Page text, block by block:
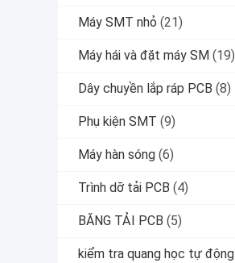
Máy SMT nhỏ (21)
Máy hái và đặt máy SM (19)
Dây chuyền lắp ráp PCB (8)
Phụ kiện SMT (9)
Máy hàn sóng (6)
Trình dỡ tải PCB (4)
BĂNG TẢI PCB (5)
kiểm tra quang học tự